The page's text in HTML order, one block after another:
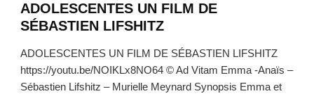
ADOLESCENTES UN FILM DE
SÉBASTIEN LIFSHITZ
ADOLESCENTES UN FILM DE SÉBASTIEN LIFSHITZ
https://youtu.be/NOIKLx8NO64 © Ad Vitam Emma -Anaïs –
Sébastien Lifshitz – Murielle Meynard Synopsis Emma et